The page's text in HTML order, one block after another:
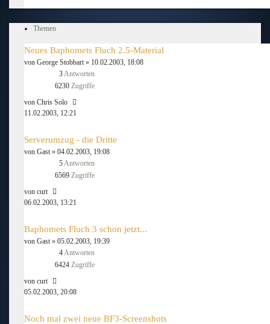
Themen
Neues Baphomets Fluch 2.5-Material
von George Stobbart» 10.02.2003, 18:08
3Antworten
6230 Zugriffe
von Chris Solo
11.02.2003, 12:21
Serverumzug - die Dritte
von Gast» 04.02.2003, 19:08
5Antworten
6569 Zugriffe
von curt
06.02.2003, 13:21
Baphomets Fluch 3 schon jetzt...
von Gast» 05.02.2003, 19:39
4Antworten
6424 Zugriffe
von curt
05.02.2003, 20:08
Noch mal zwei neue BF3-Screenshots